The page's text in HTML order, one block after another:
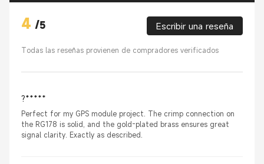
4 /5 Escribir una reseña
Todas las reseñas provienen de compradores verificados
?*****
Perfect for my GPS module project. The crimp connection on
the RG178 is solid, and the gold-plated brass ensures great
signal clarity. Exactly as described.